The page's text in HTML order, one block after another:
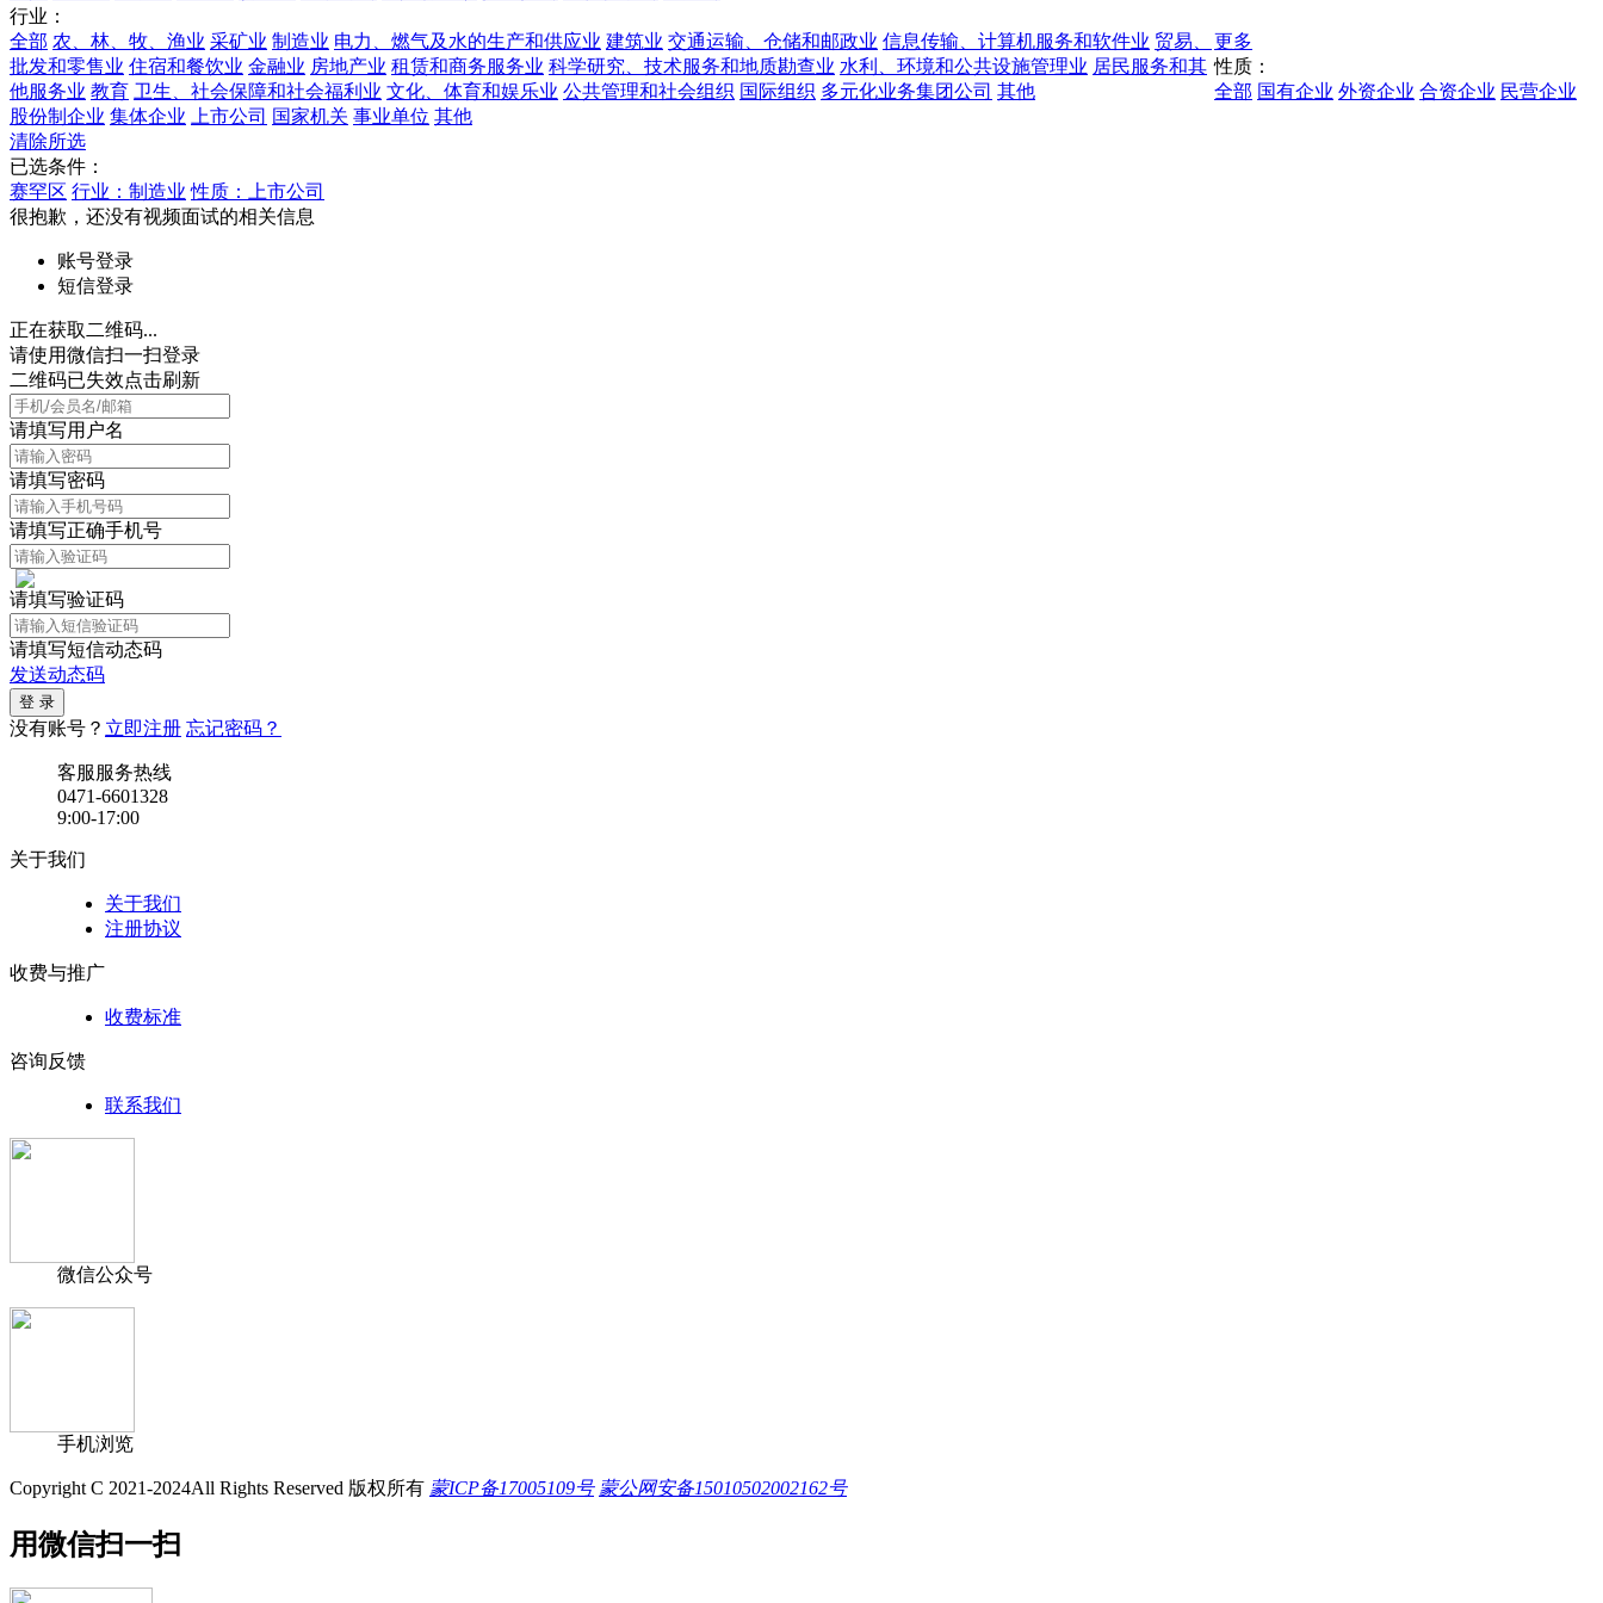
行业：
全部 农、林、牧、渔业 采矿业 制造业 电力、燃气及水的生产和供应业 建筑业 交通运输、仓储和邮政业 信息传输、计算机服务和软件业 贸易、
批发和零售业 住宿和餐饮业 金融业 房地产业 租赁和商务服务业 科学研究、技术服务和地质勘查业 水利、环境和公共设施管理业 居民服务和其
他服务业 教育 卫生、社会保障和社会福利业 文化、体育和娱乐业 公共管理和社会组织 国际组织 多元化业务集团公司 其他
更多
性质：
全部 国有企业 外资企业 合资企业 民营企业
股份制企业 集体企业 上市公司 国家机关 事业单位 其他
清除所选
已选条件：
赛罕区 行业：制造业 性质：上市公司
很抱歉，还没有视频面试的相关信息
账号登录
短信登录
正在获取二维码...
请使用微信扫一扫登录
二维码已失效点击刷新
请填写用户名
请填写密码
请填写正确手机号
请填写验证码
请填写短信动态码
发送动态码
没有账号？ 立即注册 忘记密码？
客服服务热线
0471-6601328
9:00-17:00
关于我们
关于我们
注册协议
收费与推广
收费标准
咨询反馈
联系我们
微信公众号
手机浏览
Copyright C 2021-2024All Rights Reserved 版权所有 蒙ICP备17005109号 蒙公网安备15010502002162号
用微信扫一扫